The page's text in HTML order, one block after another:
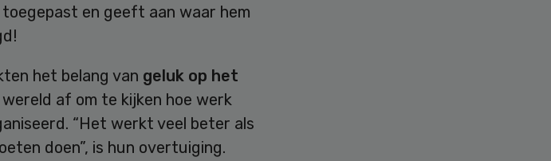
en geeft aan waar hem
het belang van geluk op het
af om te kijken hoe werk
“Het werkt veel beter als
doen”, is hun overtuiging.